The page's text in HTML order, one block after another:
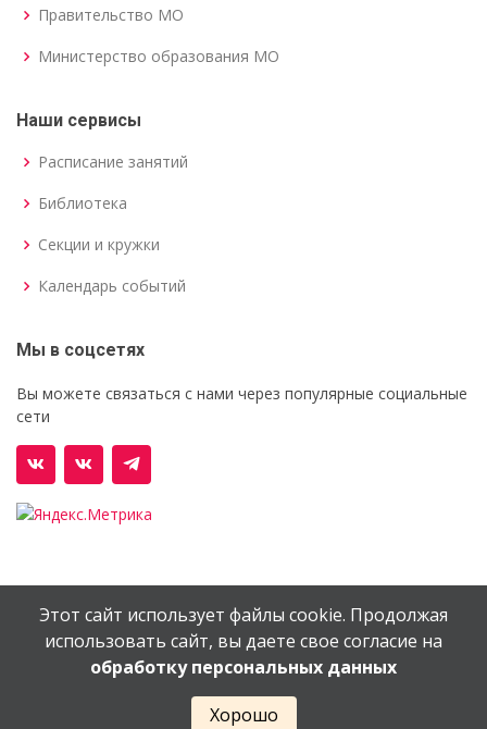
Правительство МО
Министерство образования МО
Наши сервисы
Расписание занятий
Библиотека
Секции и кружки
Календарь событий
Мы в соцсетях
Вы можете связаться с нами через популярные социальные
сети
© Орехово-Зуевский железнодорожный техникум им.
В.И.Бондаренко
Сайт создан вEV-DV.RU
Этот сайт использует файлы cookie. Продолжая
использовать сайт, вы даете свое согласие на
обработку персональных данных
Хорошо